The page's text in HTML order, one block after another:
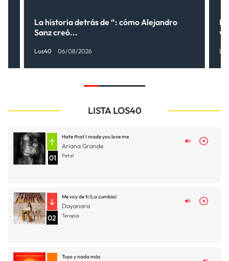
La historia detrás de “: cómo Alejandro
Sanz creó...
Los40 06/08/2026
LISTA LOS40
01
Hate that I made you love me
Ariana Grande
Petal
02
Me voy de ti (La cumbia)
Dayanara
Terapia
Tuyo y nada más